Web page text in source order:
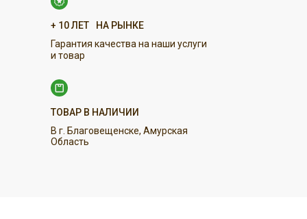
+ 10 ЛЕТ НА РЫНКЕ
ТОВАР В НАЛИЧИИ
Гарантия качества на наши услуги
и товар
В г. Благовещенске, Амурская
Область